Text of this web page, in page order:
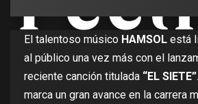
El talentoso músico HAMSOL está
al público una vez más con el
reciente canción titulada “EL SIETE”
marca un gran avance en la carrera